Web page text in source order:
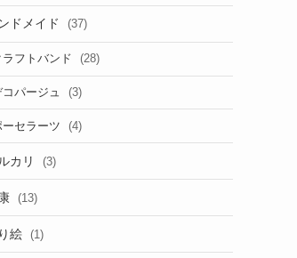
ドメイド (37)
ラフトバンド (28)
コパージュ (3)
ーセラーツ (4)
カリ (3)
(13)
絵 (1)